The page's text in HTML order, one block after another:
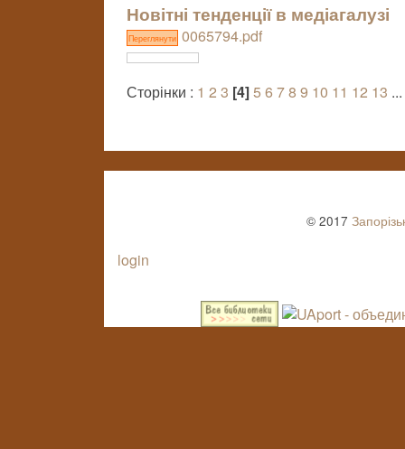
Новітні тенденції в медіагалузі
Переглянути 0065794.pdf
Сторінки : 1 2 3 [4]5 6 78 9 10 11 12 13 ...
© 2017
login